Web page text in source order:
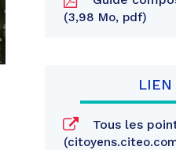
3,98 Mo, pdf
LIEN
Tous les